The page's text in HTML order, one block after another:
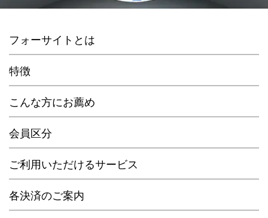
フォーサイトとは
特徴
こんな方にお薦め
会員区分
ご利用いただけるサービス
各決済のご案内